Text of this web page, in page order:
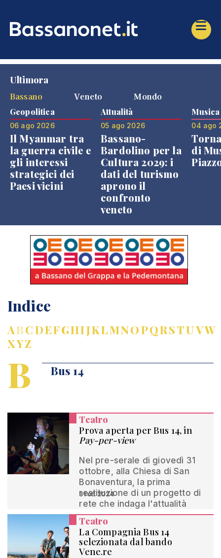
Ultimora
Bassano
Veneto Mondo
Geopolitica
06 ago 2026
Il Myanmar tra
la guerra civile e
gli interessi
strategici dei
Paesi vicini
Attualità
05 ago 2026
Bassano-
Bardolino per la
Cultura 2029: i
dati del turismo
aprono il
confronto
veneto
Musica
04 ago
di
Indice
ABCDEFGHIJKLMNOPQRSTUVW
XYZ
B Bus 14
Teatro
Prova aperta per Bus 14, in
Pay-per-view
Nel pre-serale di giovedì 31
ottobre, alla Chiesa di San
Bonaventura, la prima
restituzione di un progetto di
rete che indaga l'attualità
31 ott 2024
Teatro
La Compagnia Bus 14
selezionata dal bando
Vene.re